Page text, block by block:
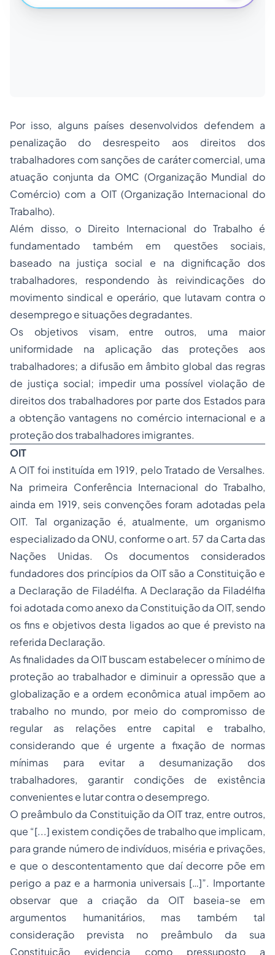
Por isso, alguns países desenvolvidos defendem a
penalização do desrespeito aos direitos dos
trabalhadores com sanções de caráter comercial, uma
atuação conjunta da OMC (Organização Mundial do
Comércio) com a OIT (Organização Internacional do
Trabalho).
Além disso, o Direito Internacional do Trabalho é
fundamentado também em questões sociais,
baseado na justiça social e na dignificação dos
trabalhadores, respondendo às reivindicações do
movimento sindical e operário, que lutavam contra o
desempregoe situações degradantes.
Os objetivos visam, entre outros, uma maior
uniformidade na aplicação das proteções aos
trabalhadores; a difusão em âmbito global das regras
de justiça social; impedir uma possível violação de
direitos dos trabalhadores por parte dos Estados para
a obtenção vantagens no comércio internacional e a
proteção dos trabalhadores imigrantes.
OIT
A OIT foi instituída em 1919, pelo Tratado de Versalhes.
Na primeira Conferência Internacional do Trabalho,
ainda em 1919, seis convenções foram adotadas pela
OIT. Tal organização é, atualmente, um organismo
especializado da ONU, conforme o art. 57 da Carta das
Nações Unidas. Os documentos considerados
fundadores dos princípios da OIT são a Constituição e
a Declaração de Filadélfia. A Declaração da Filadélfia
foi adotada como anexo da Constituição da OIT, sendo
os fins e objetivos desta ligados ao que é previsto na
referida Declaração.
As finalidades da OIT buscam estabelecer o mínimo de
proteção ao trabalhador e diminuir a opressão que a
globalização e a ordem econômica atual impõem ao
trabalho no mundo, por meio do compromisso de
regular as relações entre capital e trabalho,
considerando que é urgente a fixação de normas
mínimas para evitar a desumanização dos
trabalhadores, garantir condições de existência
convenientes e lutar contra o desemprego.
O preâmbulo da Constituição da OIT traz, entre outros,
que “[...] existem condições de trabalho que implicam,
para grande número de indivíduos, miséria e privações,
e que o descontentamento que daí decorre põe em
perigo a paz e a harmonia universais […]”. Importante
observar que a criação da OIT baseia-se em
argumentos humanitários, mas também tal
consideração prevista no preâmbulo da sua
Constituição evidencia como pressuposto a